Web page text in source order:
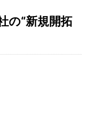
の“新規開拓